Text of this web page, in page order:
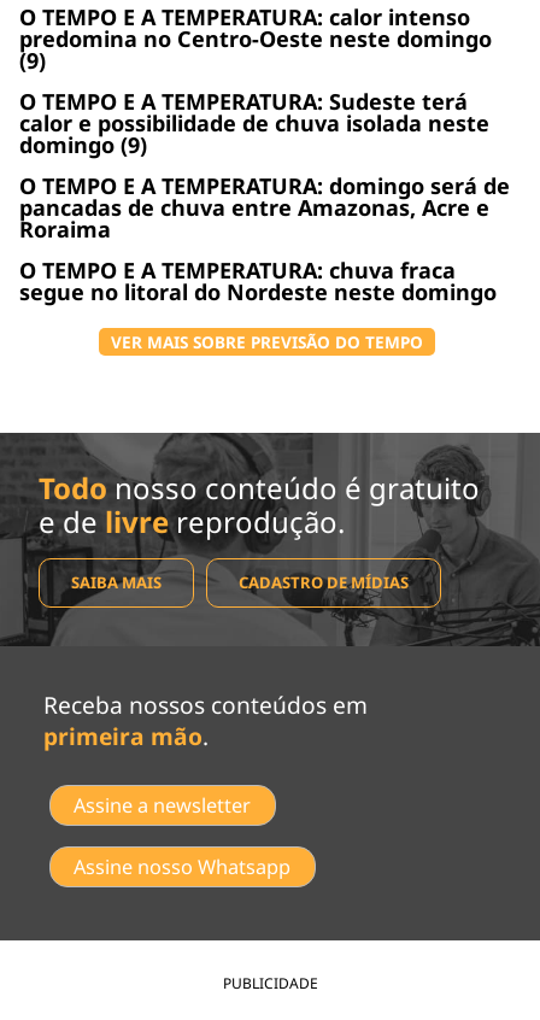
O TEMPO E A TEMPERATURA: calor intenso
predomina no Centro-Oeste neste domingo
(9)
O TEMPO E A TEMPERATURA: Sudeste terá
calor e possibilidade de chuva isolada neste
domingo (9)
O TEMPO E A TEMPERATURA: domingo será de
pancadas de chuva entre Amazonas, Acre e
Roraima
O TEMPO E A TEMPERATURA: chuva fraca
segue no litoral do Nordeste neste domingo
VER MAIS SOBRE PREVISÃO DO TEMPO
Todo nosso conteúdo é gratuito
e de livrereprodução.
SAIBA MAIS CADASTRO DE MÍDIAS
Receba nossos conteúdos em
primeira mão.
Assine a newsletter
Assine nosso Whatsapp
PUBLICIDADE